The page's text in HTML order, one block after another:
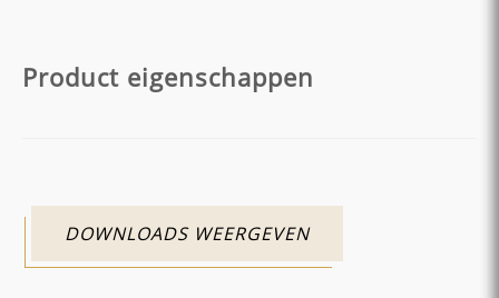
Product eigenschappen
DOWNLOADS WEERGEVEN